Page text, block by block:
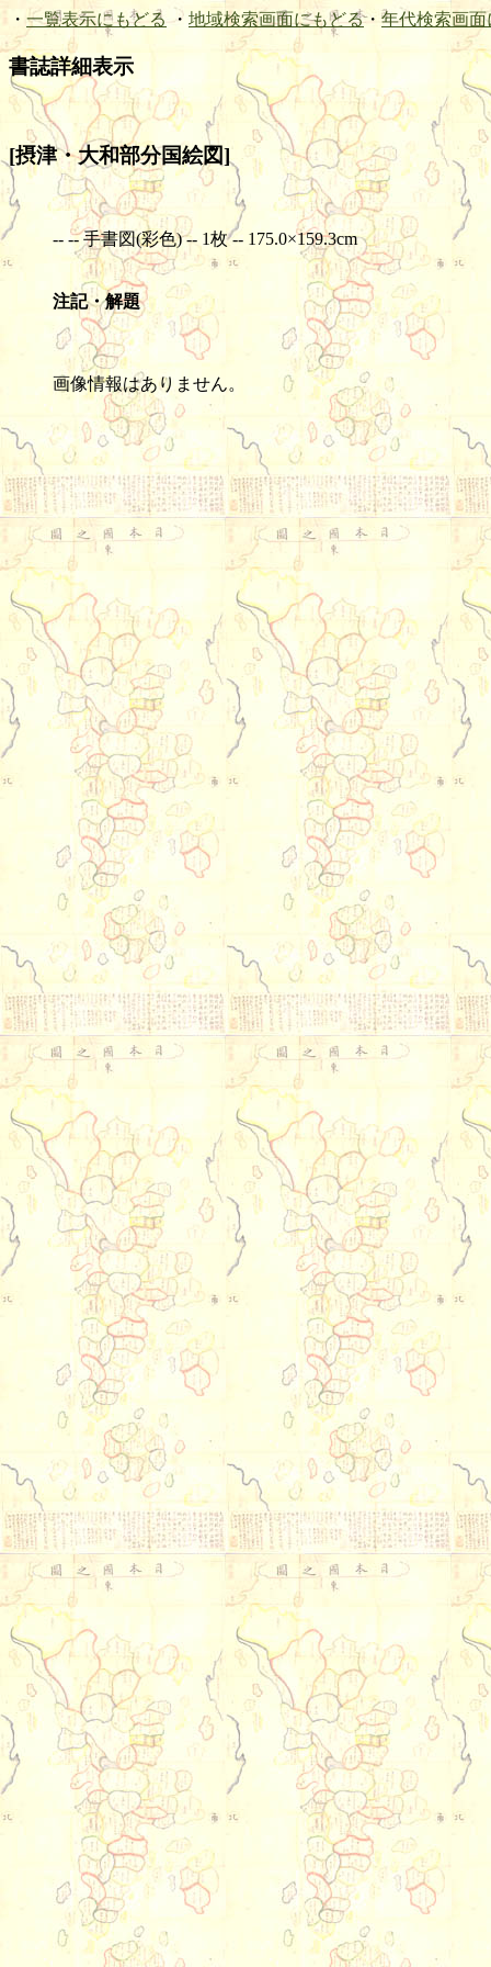
・ 一覧表示にもどる ・ 地域検索画面にもどる・ 年代検索画面
書誌詳細表示
[摂津・大和部分国絵図]
-- -- 手書図(彩色) -- 1枚 -- 175.0×159.3cm
注記・解題
画像情報はありません。